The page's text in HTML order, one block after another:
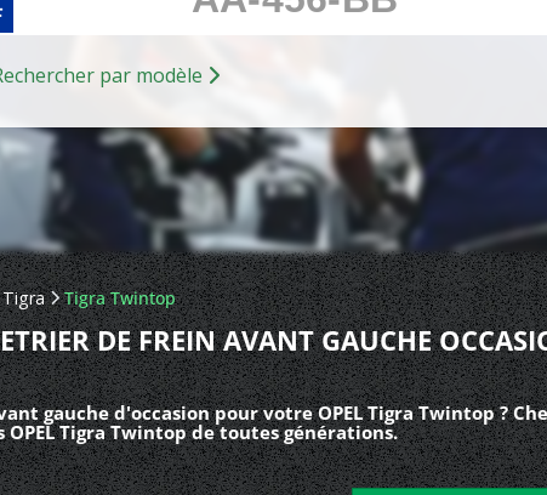
Rechercher par modèle
Tigra Tigra Twintop
ETRIER DE FREIN AVANT GAUCHE
gauche d'occasion pour votre OPEL Tigra Twintop ?
Tigra Twintop de toutes générations.